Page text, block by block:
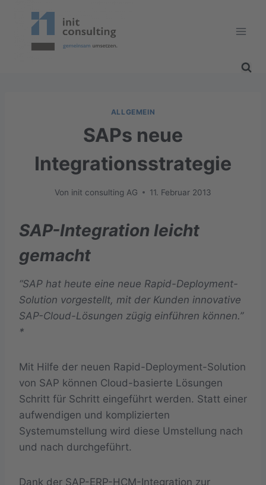
ALLGEMEIN
SAPs neue
Integrationsstrategie
Von init consulting AG 11. Februar 2013
SAP-Integration leicht
gemacht
“SAP hat heute eine neue Rapid-Deployment-
Solution vorgestellt, mit der Kunden innovative
SAP-Cloud-Lösungen zügig einführen können.”
*
Mit Hilfe der neuen Rapid-Deployment-Solution
von SAP können Cloud-basierte Lösungen
Schritt für Schritt eingeführt werden. Statt einer
aufwendigen und komplizierten
Systemumstellung wird diese Umstellung nach
und nach durchgeführt.
Dank der SAP-ERP-HCM-Integration zur